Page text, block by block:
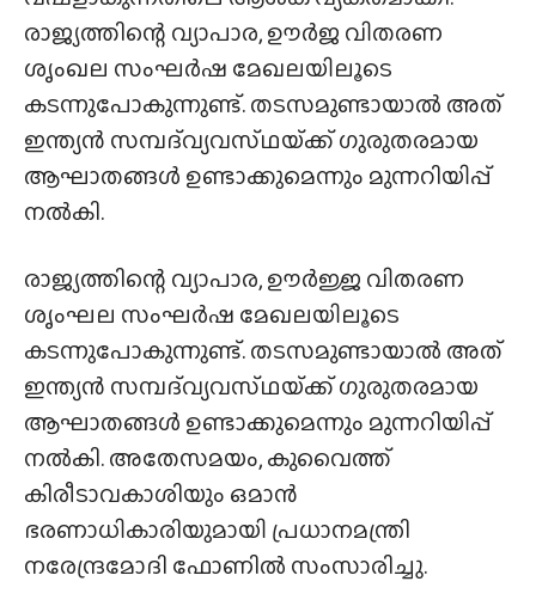
രാജ്യത്തിന്റെ വ്യാപാര, ഊർജ വിതരണ
ശൃംഖല സംഘർഷ മേഖലയിലൂടെ
കടന്നുപോകുന്നുണ്ട്. തടസമുണ്ടായാൽ അത്
ഇന്ത്യൻ സമ്പദ്‌വ്യവസ്‌ഥയ്‌ക്ക് ഗുരുതരമായ
ആഘാതങ്ങൾ ഉണ്ടാക്കുമെന്നും മുന്നറിയിപ്പ്
നൽകി.
രാജ്യത്തിന്റെ വ്യാപാര, ഊർജ്ജ വിതരണ
ശൃംഘല സംഘർഷ മേഖലയിലൂടെ
കടന്നുപോകുന്നുണ്ട്. തടസമുണ്ടായാൽ അത്
ഇന്ത്യൻ സമ്പദ്‌വ്യവസ്‌ഥയ്‌ക്ക് ഗുരുതരമായ
ആഘാതങ്ങൾ ഉണ്ടാക്കുമെന്നും മുന്നറിയിപ്പ്
നൽകി. അതേസമയം, കുവൈത്ത്
കിരീടാവകാശിയും ഒമാൻ
ഭരണാധികാരിയുമായി പ്രധാനമന്ത്രി
നരേന്ദ്രമോദി ഫോണിൽ സംസാരിച്ചു.